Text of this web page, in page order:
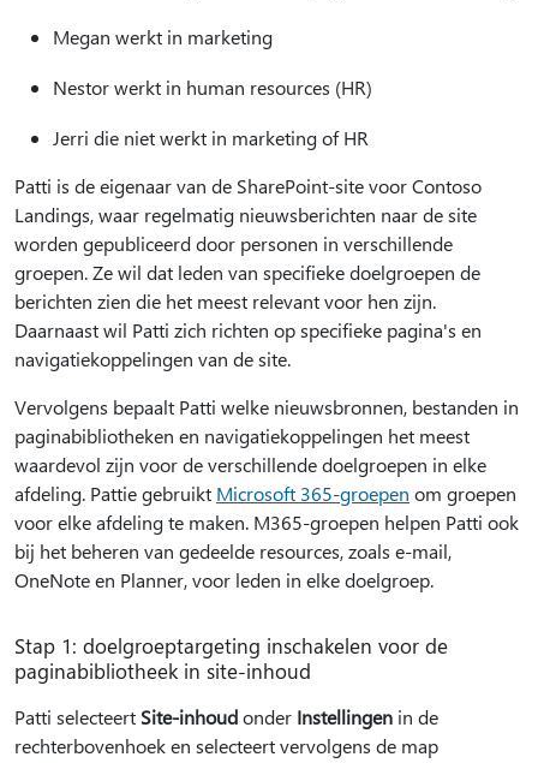
Megan werkt in marketing
Nestor werkt in human resources (HR)
Jerri die niet werkt in marketing of HR
Patti is de eigenaar van de SharePoint-site voor Contoso
Landings, waar regelmatig nieuwsberichten naar de site
worden gepubliceerd door personen in verschillende
groepen. Ze wil dat leden van specifieke doelgroepen de
berichten zien die het meest relevant voor hen zijn.
Daarnaast wil Patti zich richten op specifieke pagina's en
navigatiekoppelingen van de site.
Vervolgens bepaalt Patti welke nieuwsbronnen, bestanden in
paginabibliotheken en navigatiekoppelingen het meest
waardevol zijn voor de verschillende doelgroepen in elke
afdeling. Pattie gebruikt Microsoft 365-groepen om groepen
voor elke afdeling te maken. M365-groepen helpen Patti ook
bij het beheren van gedeelde resources, zoals e-mail,
OneNote en Planner, voor leden in elke doelgroep.
Stap 1: doelgroeptargeting inschakelen voor de
paginabibliotheek in site-inhoud
Patti selecteert Site-inhoudonder Instellingen in de
rechterbovenhoek en selecteert vervolgens de map